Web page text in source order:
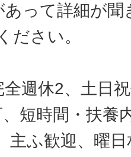
って詳細が
ださい。
週休2、土日
短時間・扶養
主ふ歓迎、曜